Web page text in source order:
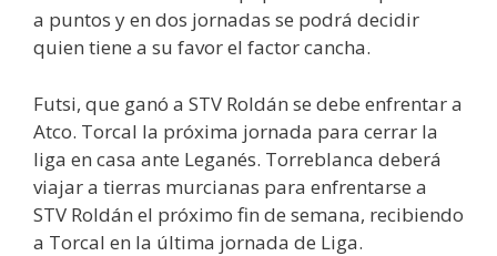
a puntos y en dos jornadas se podrá decidir
quien tiene a su favor el factor cancha.
Futsi, que ganó a STV Roldán se debe enfrentar a
Atco. Torcal la próxima jornada para cerrar la
liga en casa ante Leganés. Torreblanca deberá
viajar a tierras murcianas para enfrentarse a
STV Roldán el próximo fin de semana, recibiendo
a Torcal en la última jornada de Liga.